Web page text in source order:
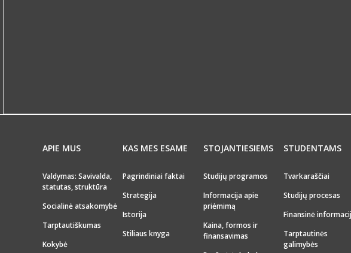
APIE MUS
Valdymas: Savivalda,
statutas, struktūra
Socialinė atsakomybė
Tarptautiškumas
Kokybė
KAS MES ESAME
Pagrindiniai faktai
Strategija
Istorija
Stiliaus knyga
STOJANTIESIEMS
Studijų programos
Informacija apie
priėmimą
Kaina, formos ir
finansavimas
STUDENTAMS
Tvarkaraščiai
Studijų procesas
Finansinė
Tarptautinės
galimybės